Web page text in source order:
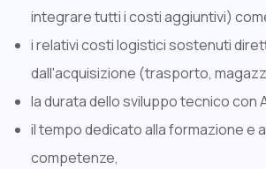
integrare tutti i costi aggiuntivi)
i relativi costi logistici sostenuti
dall'acquisizione (trasporto,
la durata dello sviluppo tecnico con
il tempo dedicato alla formazione e
competenze,